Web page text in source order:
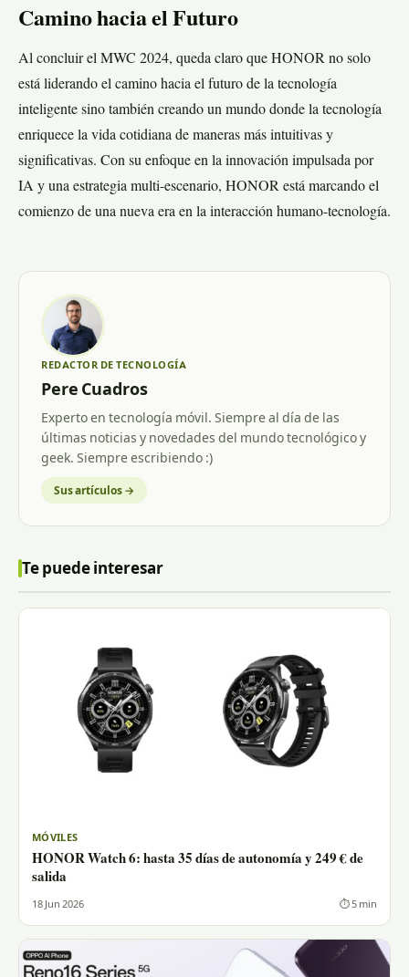
Camino hacia el Futuro
Al concluir el MWC 2024, queda claro que HONOR no solo
está liderando el camino hacia el futuro de la tecnología
inteligente sino también creando un mundo donde la tecnología
enriquece la vida cotidiana de maneras más intuitivas y
significativas. Con su enfoque en la innovación impulsada por
IA y una estrategia multi-escenario, HONOR está marcando el
comienzo de una nueva era en la interacción humano-tecnología.
REDACTOR DE TECNOLOGÍA
Pere Cuadros
Experto en tecnología móvil. Siempre al día de las
últimas noticias y novedades del mundo tecnológico y
geek. Siempre escribiendo :)
Sus artículos →
Te puede interesar
MÓVILES
HONOR Watch 6: hasta 35 días de autonomía y 249 € de
salida
18 Jun 2026 ⏱ 5 min